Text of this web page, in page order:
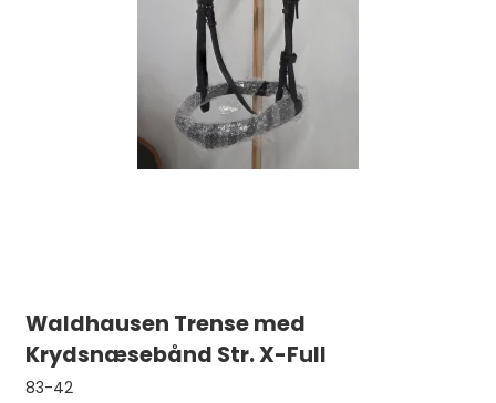
Waldhausen Trense med
Krydsnæsebånd Str. X-Full
83-42